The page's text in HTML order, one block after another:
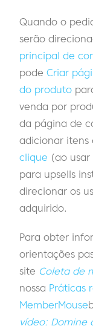
Quando o
serão
principal de
pode Criar
do produto
venda por
da página de
adicionar itens
clique (ao usar
para upsells
direcionar os
adquirido.
Para obter
orientações
site Coleta de
nossa Práticas
MemberMouse
vídeo: Domine